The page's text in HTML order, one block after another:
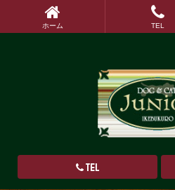
TEL
ホーム TEL